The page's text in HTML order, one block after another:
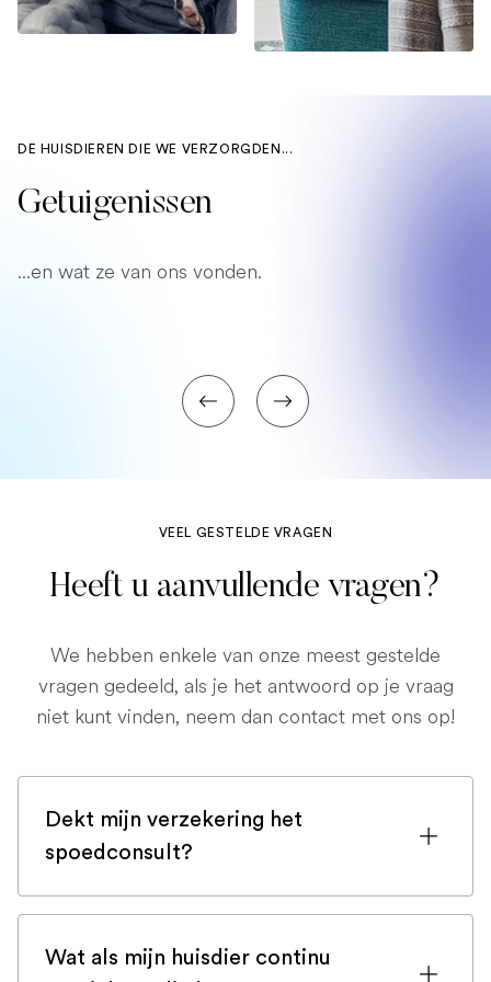
DE HUISDIEREN DIE WE VERZORGDEN...
Getuigenissen
...en wat ze van ons vonden.
VEEL GESTELDE VRAGEN
Heeft u aanvullende vragen?
We hebben enkele van onze meest gestelde
vragen gedeeld, als je het antwoord op je vraag
niet kunt vinden, neem dan contact met ons op!
Dekt mijn verzekering het
spoedconsult?
Als u bent ingeschreven bij een
dat een spoedconsult wordt gedekt.
Wat als mijn huisdier continu